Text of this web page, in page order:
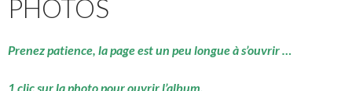
PHOTOS
Prenez patience, la page est un peu longue à s’ouvrir …
1 clic sur la photo pour ouvrir l’album,